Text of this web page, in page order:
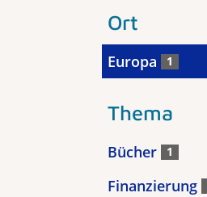
Ort
Europa 1
Thema
Bücher 1
Finanzierung